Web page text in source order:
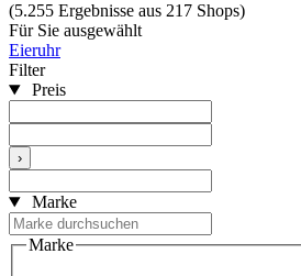
(5.255 Ergebnisse aus 217 Shops)
Für Sie ausgewählt
Eieruhr
Filter
Preis
›
Marke
Marke